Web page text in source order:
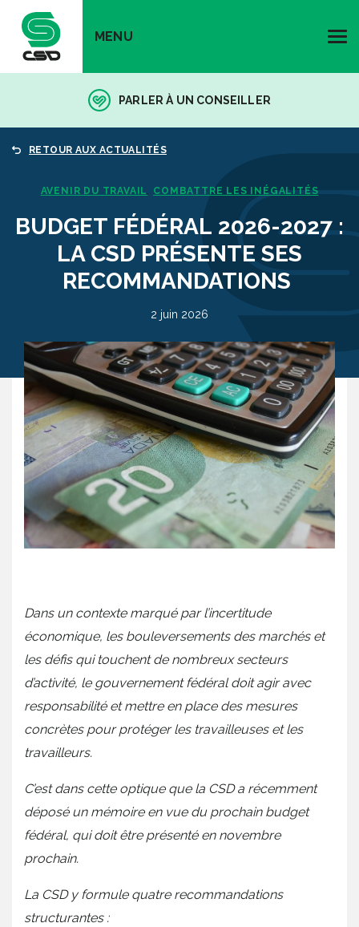
MENU
PARLER À UN CONSEILLER
RETOUR AUX ACTUALITÉS
AVENIR DU TRAVAIL COMBATTRE LES INÉGALITÉS
BUDGET FÉDÉRAL 2026-2027 :
LA CSD PRÉSENTE SES
RECOMMANDATIONS
2 juin 2026
Dans un contexte marqué par l’incertitude
économique, les bouleversements des marchés et
les défis qui touchent de nombreux secteurs
d’activité, le gouvernement fédéral doit agir avec
responsabilité et mettre en place des mesures
concrètes pour protéger les travailleuses et les
travailleurs.
C’est dans cette optique que la CSD a récemment
déposé un mémoire en vue du prochain budget
fédéral, qui doit être présenté en novembre
prochain.
La CSD y formule quatre recommandations
structurantes :